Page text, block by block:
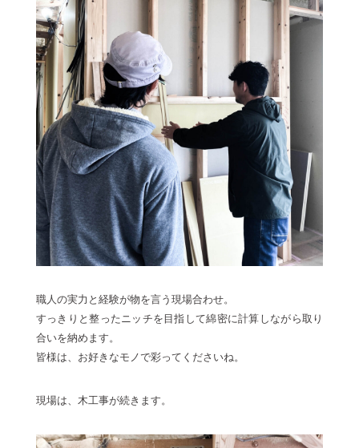
職人の実力と経験が物を言う現場合わせ。
すっきりと整ったニッチを目指して綿密に計算しながら取り
合いを納めます。
皆様は、お好きなモノで彩ってくださいね。
現場は、木工事が続きます。